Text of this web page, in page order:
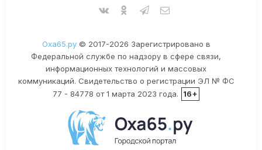
Оха65.ру© 2017-2026 Зарегистрировано в
Федеральной службе по надзору в сфере связи,
информационных технологий и массовых
коммуникаций. Свидетельство о регистрации ЭЛ № ФС
77 - 84778 от 1 марта 2023 года.
16+